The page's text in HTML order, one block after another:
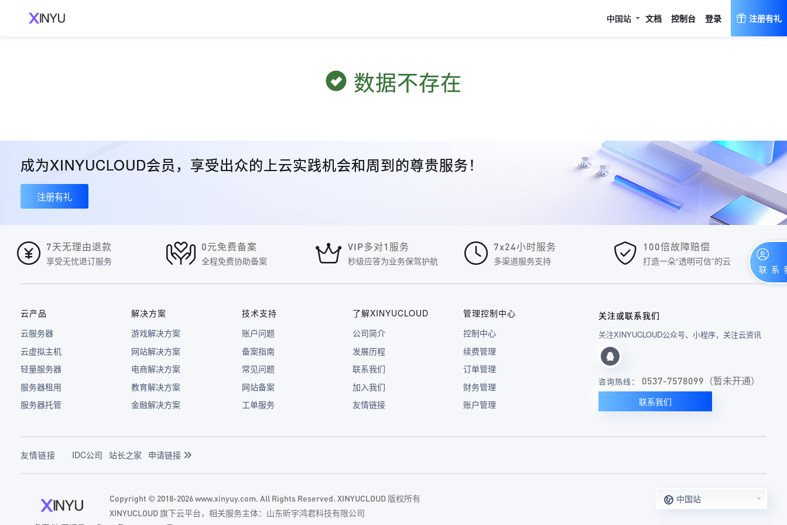
中国站 文档 控制台 登录 注册有礼
数据不存在
成为XINYUCLOUD会员，享受出众的上云实践机会和周到的尊贵服务！
注册有礼
7天无理由退款
享受无忧退订服务
0元免费备案
全程免费协助备案
VIP多对1服务
秒级应答为业务保驾护航
7x24小时服务
多渠道服务支持
100倍故障赔偿
打造一朵“透明可信”的云
云产品
云服务器
云虚拟主机
轻量服务器
服务器租用
服务器托管
解决方案
游戏解决方案
网站解决方案
电商解决方案
教育解决方案
金融解决方案
技术支持
账户问题
备案指南
常见问题
网站备案
工单服务
了解XINYUCLOUD
公司简介
发展历程
联系我们
加入我们
友情链接
管理控制中心
控制中心
续费管理
订单管理
财务管理
账户管理
关注或联系我们
关注XINYUCLOUD公众号、小程序，关注云资讯
咨询热线： 0537-7578099（暂未开通）
联系我们
友情链接 IDC公司 站长之家 申请链接
Copyright © 2018-2026 www.xinyuy.com. All Rights Reserved. XINYUCLOUD 版权所有
XINYUCLOUD 旗下云平台，相关服务主体：山东昕宇鸿君科技有限公司
中国站